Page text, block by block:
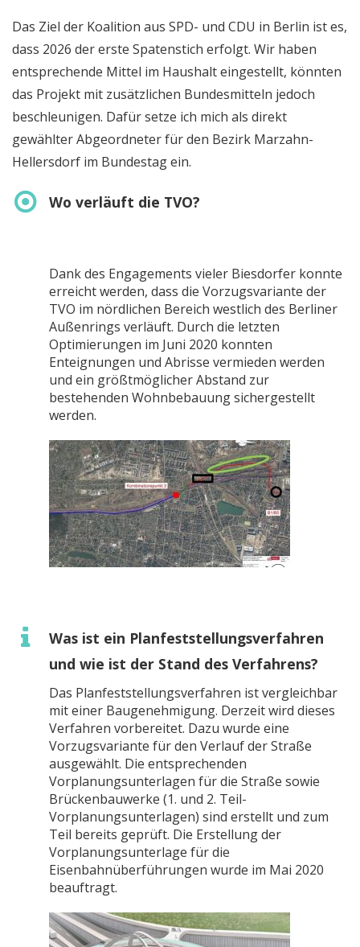
Das Ziel der Koalition aus SPD- und CDU in Berlin ist es,
dass 2026 der erste Spatenstich erfolgt. Wir haben
entsprechende Mittel im Haushalt eingestellt, könnten
das Projekt mit zusätzlichen Bundesmitteln jedoch
beschleunigen. Dafür setze ich mich als direkt
gewählter Abgeordneter für den Bezirk Marzahn-
Hellersdorf im Bundestag ein.
Wo verläuft die TVO?
Dank des Engagements vieler Biesdorfer konnte
erreicht werden, dass die Vorzugsvariante der
TVO im nördlichen Bereich westlich des Berliner
Außenrings verläuft. Durch die letzten
Optimierungen im Juni 2020 konnten
Enteignungen und Abrisse vermieden werden
und ein größtmöglicher Abstand zur
bestehenden Wohnbebauung sichergestellt
werden.
Was ist ein Planfeststellungsverfahren
und wie ist der Stand des Verfahrens?
Das Planfeststellungsverfahren ist vergleichbar
mit einer Baugenehmigung. Derzeit wird dieses
Verfahren vorbereitet. Dazu wurde eine
Vorzugsvariante für den Verlauf der Straße
ausgewählt. Die entsprechenden
Vorplanungsunterlagen für die Straße sowie
Brückenbauwerke (1. und 2. Teil-
Vorplanungsunterlagen) sind erstellt und zum
Teil bereits geprüft. Die Erstellung der
Vorplanungsunterlage für die
Eisenbahnüberführungen wurde im Mai 2020
beauftragt.